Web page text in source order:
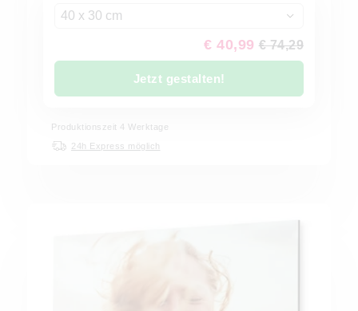
40 x 30 cm
€ 40,99 € 74,29
Jetzt gestalten!
Produktionszeit 4 Werktage
24h Express möglich